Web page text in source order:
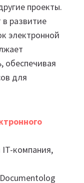
проекты.
в развитие
электронной
обеспечивая
для
IT-компания,